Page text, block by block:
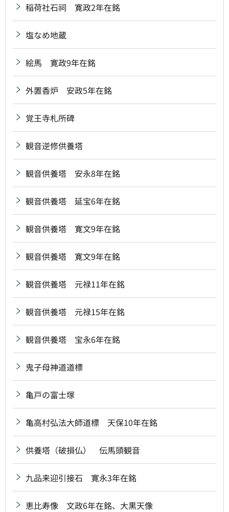
稲荷社石祠 寛政2年在銘
塩なめ地蔵
絵馬 寛政9年在銘
外置香炉 安政5年在銘
覚王寺札所碑
観音逆修供養塔
観音供養塔 安永8年在銘
観音供養塔 延宝6年在銘
観音供養塔 寛文9年在銘
観音供養塔 寛文9年在銘
観音供養塔 元禄11年在銘
観音供養塔 元禄15年在銘
観音供養塔 宝永6年在銘
鬼子母神道道標
亀戸の富士塚
亀高村弘法大師道標 天保10年在銘
供養塔（破損仏） 伝馬頭観音
九品来迎引接石 寛永3年在銘
恵比寿像 文政6年在銘、大黒天像